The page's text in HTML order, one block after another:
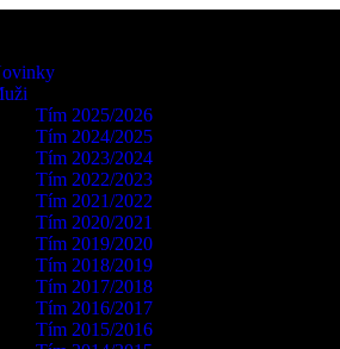
Tím 2025/2026
Tím 2024/2025
Tím 2023/2024
Tím 2022/2023
Tím 2021/2022
Tím 2020/2021
Tím 2019/2020
Tím 2018/2019
Tím 2017/2018
Tím 2016/2017
Tím 2015/2016